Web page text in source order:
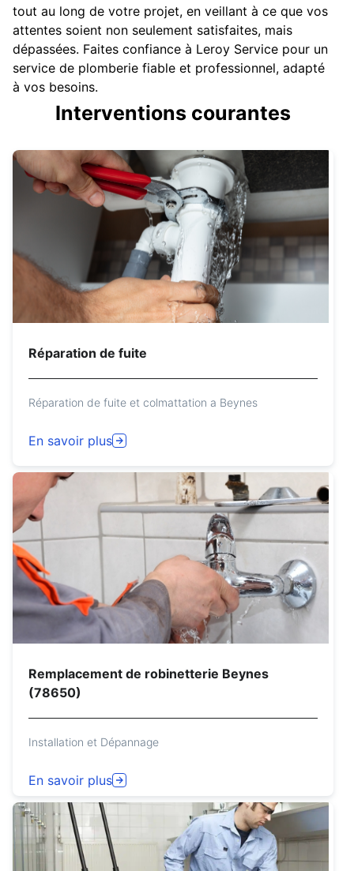
tout au long de votre projet, en veillant à ce que vos
attentes soient non seulement satisfaites, mais
dépassées. Faites confiance à Leroy Service pour un
service de plomberie fiable et professionnel, adapté
à vos besoins.
Interventions courantes
Réparation de fuite
Réparation de fuite et colmattation a Beynes
En savoir plus
Remplacement de robinetterie Beynes
(78650)
Installation et Dépannage
En savoir plus